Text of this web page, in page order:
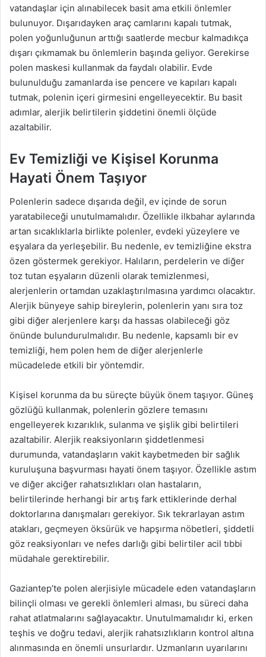
vatandaşlar için alınabilecek basit ama etkili önlemler
bulunuyor. Dışarıdayken araç camlarını kapalı tutmak,
polen yoğunluğunun arttığı saatlerde mecbur kalmadıkça
dışarı çıkmamak bu önlemlerin başında geliyor. Gerekirse
polen maskesi kullanmak da faydalı olabilir. Evde
bulunulduğu zamanlarda ise pencere ve kapıları kapalı
tutmak, polenin içeri girmesini engelleyecektir. Bu basit
adımlar, alerjik belirtilerin şiddetini önemli ölçüde
azaltabilir.
Ev Temizliği ve Kişisel Korunma
Hayati Önem Taşıyor
Polenlerin sadece dışarıda değil, ev içinde de sorun
yaratabileceği unutulmamalıdır. Özellikle ilkbahar aylarında
artan sıcaklıklarla birlikte polenler, evdeki yüzeylere ve
eşyalara da yerleşebilir. Bu nedenle, ev temizliğine ekstra
özen göstermek gerekiyor. Halıların, perdelerin ve diğer
toz tutan eşyaların düzenli olarak temizlenmesi,
alerjenlerin ortamdan uzaklaştırılmasına yardımcı olacaktır.
Alerjik bünyeye sahip bireylerin, polenlerin yanı sıra toz
gibi diğer alerjenlere karşı da hassas olabileceği göz
önünde bulundurulmalıdır. Bu nedenle, kapsamlı bir ev
temizliği, hem polen hem de diğer alerjenlerle
mücadelede etkili bir yöntemdir.
Kişisel korunma da bu süreçte büyük önem taşıyor. Güneş
gözlüğü kullanmak, polenlerin gözlere temasını
engelleyerek kızarıklık, sulanma ve şişlik gibi belirtileri
azaltabilir. Alerjik reaksiyonların şiddetlenmesi
durumunda, vatandaşların vakit kaybetmeden bir sağlık
kuruluşuna başvurması hayati önem taşıyor. Özellikle astım
ve diğer akciğer rahatsızlıkları olan hastaların,
belirtilerinde herhangi bir artış fark ettiklerinde derhal
doktorlarına danışmaları gerekiyor. Sık tekrarlayan astım
atakları, geçmeyen öksürük ve hapşırma nöbetleri, şiddetli
göz reaksiyonları ve nefes darlığı gibi belirtiler acil tıbbi
müdahale gerektirebilir.
Gaziantep’te polen alerjisiyle mücadele eden vatandaşların
bilinçli olması ve gerekli önlemleri alması, bu süreci daha
rahat atlatmalarını sağlayacaktır. Unutulmamalıdır ki, erken
teşhis ve doğru tedavi, alerjik rahatsızlıkların kontrol altına
alınmasında en önemli unsurlardır. Uzmanların uyarılarını